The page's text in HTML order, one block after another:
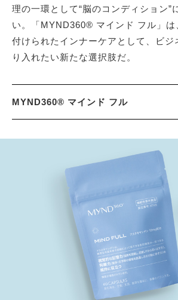
理の一環として“脳のコンディション”
い。「MYND360® マインド フル」は
付けられたインナーケアとして、ビジ
り入れたい新たな選択肢だ。
MYND360® マインド フル